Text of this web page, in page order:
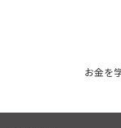
お金を